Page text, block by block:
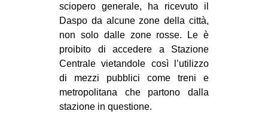
MOVIMENTI
AMBIENTE
ANTIFASCISMO
DIRITTO ALL’ABITARE
GENERI
sciopero generale, ha ricevuto il
Daspo da alcune zone della città,
non solo dalle zone rosse. Le è
proibito di accedere a Stazione
Centrale vietandole così l’utilizzo
di mezzi pubblici come treni e
metropolitana che partono dalla
stazione in questione.